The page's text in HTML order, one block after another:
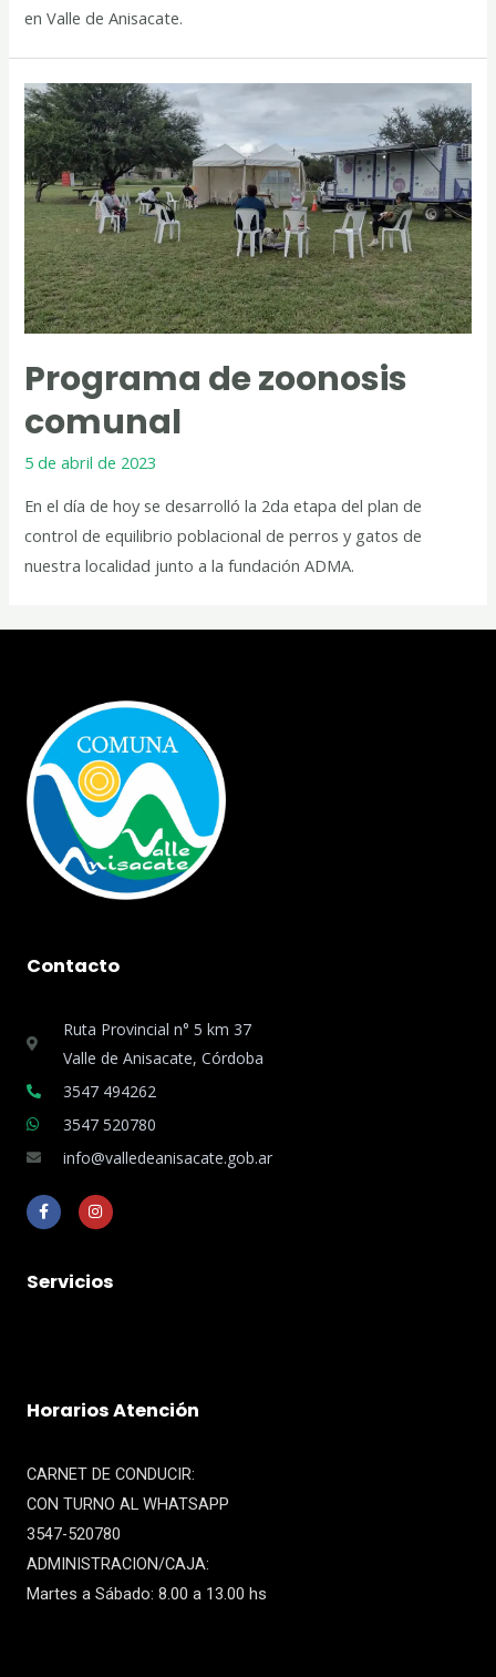
en Valle de Anisacate.
Programa de zoonosis
comunal
5 de abril de 2023
En el día de hoy se desarrolló la 2da etapa del plan de
control de equilibrio poblacional de perros y gatos de
nuestra localidad junto a la fundación ADMA.
Contacto
Ruta Provincial n° 5 km 37
Valle de Anisacate, Córdoba
3547 494262
3547 520780
info@valledeanisacate.gob.ar
Servicios
Horarios Atención
CARNET DE CONDUCIR:
CON TURNO AL WHATSAPP
3547-520780
ADMINISTRACION/CAJA:
Martes a Sábado: 8.00 a 13.00 hs